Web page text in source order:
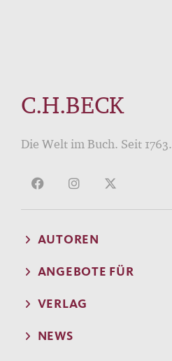
C.H.BECK
Die Welt im Buch. Seit 1763.
AUTOREN
ANGEBOTE FÜR
VERLAG
NEWS